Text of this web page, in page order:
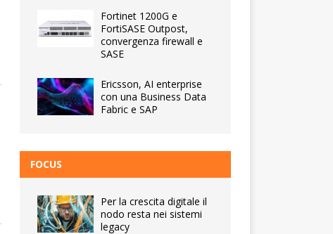
Fortinet 1200G e
FortiSASE Outpost,
convergenza firewall e
SASE
Ericsson, AI enterprise
con una Business Data
Fabric e SAP
FOCUS
Per la crescita digitale il
nodo resta nei sistemi
legacy